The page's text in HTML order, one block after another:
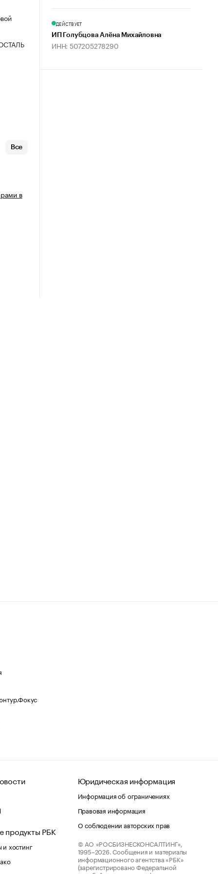
Все
в
ДЕЙСТВУЕТ
ИП Голубцова Алёна Михайловна
ИНН: 507205278290
продукты РБК
хостинг
Юридическая информация
Информация об ограничениях
Правовая информация
О соблюдении авторских прав
© АО «РОСБИЗНЕСКОНСАЛТИНГ»,
1995–2026. Сообщения и материалы
информационного агентства «РБК»
(зарегистрировано Федеральной